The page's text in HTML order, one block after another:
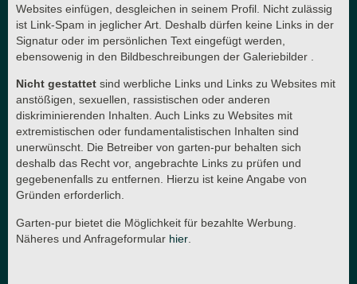
Websites einfügen, desgleichen in seinem Profil. Nicht zulässig
ist Link-Spam in jeglicher Art. Deshalb dürfen keine Links in der
Signatur oder im persönlichen Text eingefügt werden,
ebensowenig in den Bildbeschreibungen der Galeriebilder .
Nicht gestattet sind werbliche Links und Links zu Websites mit
anstößigen, sexuellen, rassistischen oder anderen
diskriminierenden Inhalten. Auch Links zu Websites mit
extremistischen oder fundamentalistischen Inhalten sind
unerwünscht. Die Betreiber von garten-pur behalten sich
deshalb das Recht vor, angebrachte Links zu prüfen und
gegebenenfalls zu entfernen. Hierzu ist keine Angabe von
Gründen erforderlich.
Garten-pur bietet die Möglichkeit für bezahlte Werbung.
Näheres und Anfrageformular hier